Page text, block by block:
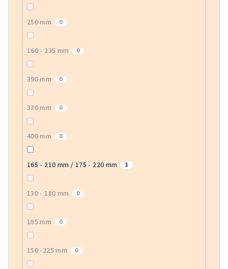
250 mm 0
160 - 235 mm 0
390 mm 0
330 mm 0
400 mm 0
165 - 210 mm / 175 - 220 mm 1
130 - 180 mm 0
185 mm 0
150 -225 mm 0